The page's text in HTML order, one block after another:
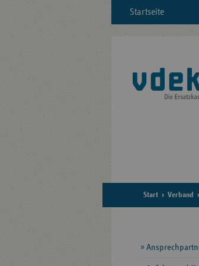
Startseite
Start Verband
Seitennavigation